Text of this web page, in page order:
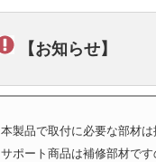
【お知らせ】
本製品で取付に必要な部材は
サポート商品は補修部材です